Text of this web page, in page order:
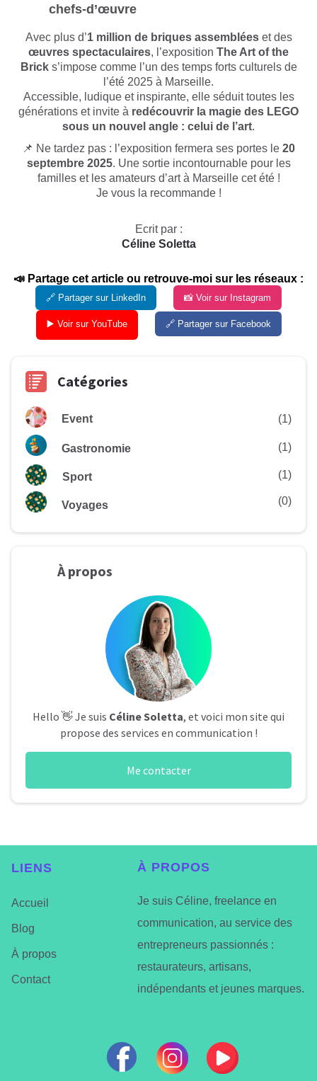
chefs-d’œuvre
Avec plus d’1 million de briques assembléeset des
œuvres spectaculaires, l’exposition The Art of the
Bricks’impose comme l’un des temps forts culturels de
l’été 2025 à Marseille.
Accessible, ludique et inspirante, elle séduit toutes les
générations et invite à redécouvrir la magie des LEGO
sous un nouvel angle : celui de l’art.
📌 Ne tardez pas : l’exposition fermera ses portes le 20
septembre 2025. Une sortie incontournable pour les
familles et les amateurs d’art à Marseille cet été !
Je vous la recommande !
Ecrit par :
Céline Soletta
📣 Partage cet article ou retrouve-moi sur les réseaux :
🔗 Partager sur LinkedIn 📸 Voir sur Instagram
▶️ Voir sur YouTube 🔗 Partager sur Facebook
Catégories
Event (1)
Gastronomie (1)
Sport
Voyages
(1)
(0)
Àpropos
Hello 👋 Je suis Céline Soletta, et voici mon site qui
propose des services en communication !
Me contacter
LIENS
Accueil
Blog
À propos
Contact
À PROPOS
Je suis Céline, freelance en
communication, au service des
entrepreneurs passionnés :
restaurateurs, artisans,
indépendants et jeunes marques.